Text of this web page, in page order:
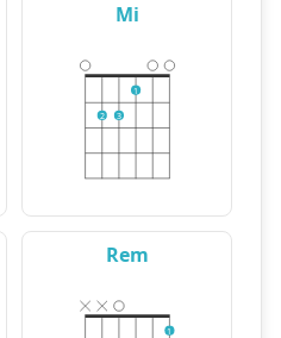
Mi
2 3
1
Rem
1